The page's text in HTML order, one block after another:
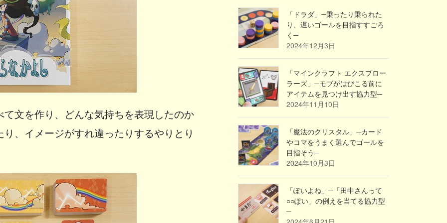
文を作り、どんな気持ちを表現したのか
、イメージがすれ違ったりするやりとり
「ドラダ」─乗ったり乗られた
り、遅いゴールを目指すすごろ
く─
2024年12月3日
「マインクラフト エクスプロー
ラーズ」─モブがはびこる前に
アイテムを見つけ出す協力型─
2024年11月10日
「魔法のクリスタル」─カード
やコマをうまく選んでゴールを
目指そう─
2024年10月3日
「ぽいよね」─「田中さんって
○○ぽい」の例えを当てる協力型
─